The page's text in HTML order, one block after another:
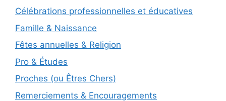
Célébrations professionnelles et éducatives
Famille & Naissance
Fêtes annuelles & Religion
Pro & Études
Proches (ou Êtres Chers)
Remerciements & Encouragements